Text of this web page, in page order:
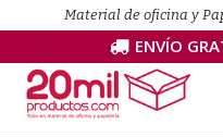
Material de oficina y
ENVÍO